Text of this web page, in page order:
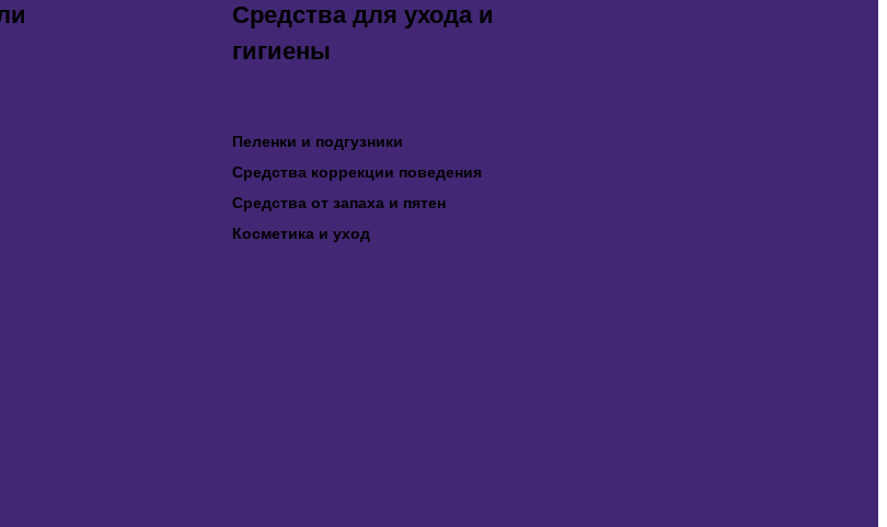
Средства для ухода и
гигиены
Пеленки и подгузники
Средства коррекции поведения
Средства от запаха и пятен
Косметика и уход